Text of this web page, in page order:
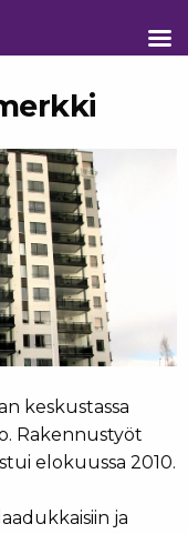
keskustassa
Rakennustyöt
elokuussa 2010.
ja